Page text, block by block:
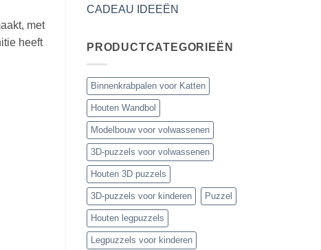
met
heeft
CADEAU IDEEËN
PRODUCTCATEGORIEËN
Binnenkrabpalen voor Katten
Houten Wandbol
Modelbouw voor volwassenen
3D-puzzels voor volwassenen
Houten 3D puzzels
3D-puzzels voor kinderen Puzzel
Houten legpuzzels
Legpuzzels voor kinderen